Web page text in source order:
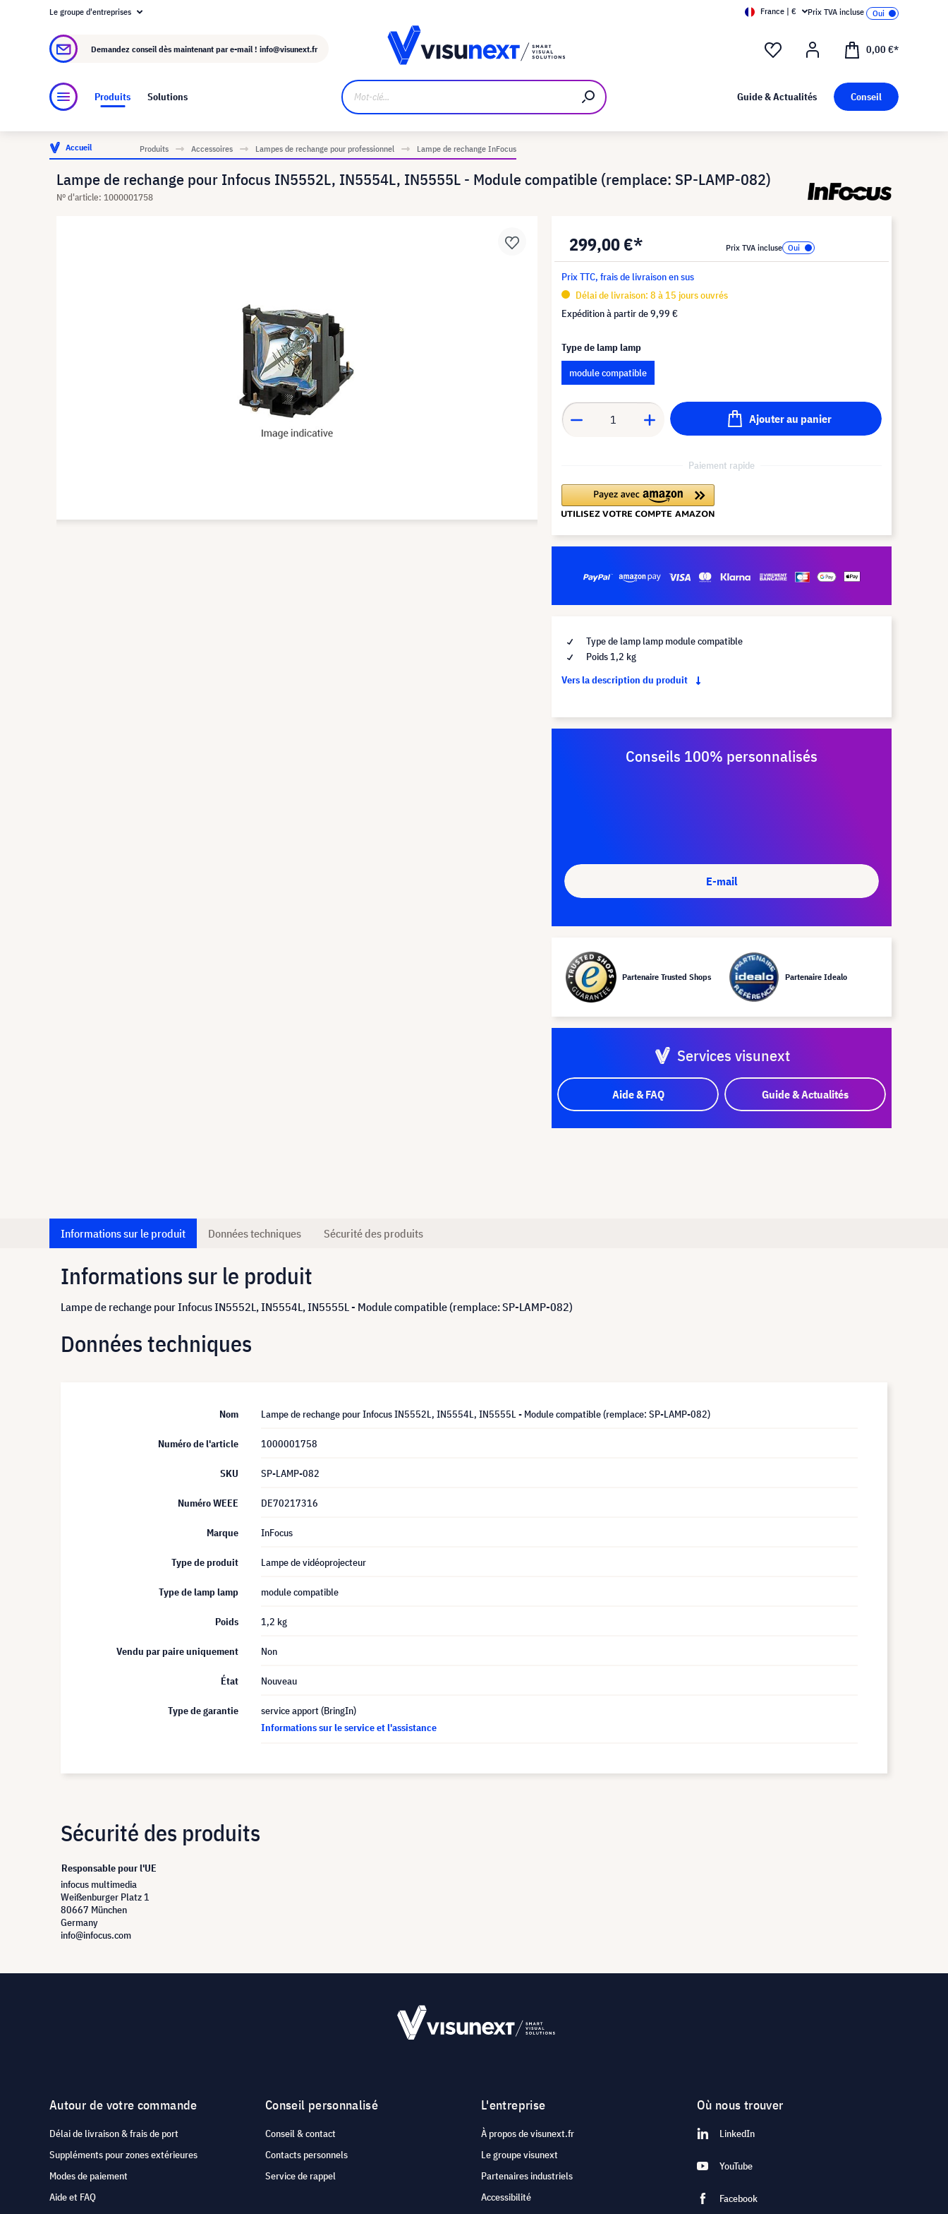
À propos de visunext.fr
Le groupe d'entreprises France | € Prix TVA incluse
Demandez conseil dès maintenant par e-mail ! info@visunext.fr 0,00 €*
Produits Solutions Guide & Actualités Conseil
Accueil Produits Accessoires Lampes de rechange pour professionnel Lampe de rechange InFocus
Lampe de rechange pour Infocus IN5552L, IN5554L, IN5555L - Module compatible (remplace: SP-LAMP-082)
N° d'article: 1000001758
299,00 €* Prix TVA incluse
Prix TTC, frais de livraison en sus
Délai de livraison: 8 à 15 jours ouvrés
Expédition à partir de9,99 €
Type de lamp lamp
module compatible
Ajouter au panier
Paiement rapide
Type de lamp lamp module compatible
Poids 1,2 kg
Vers la description du produit
Conseils 100% personnalisés
E-mail
Partenaire Trusted Shops Partenaire Idealo
Services visunext
Aide & FAQ Guide & Actualités
Informations sur le produit Données techniques Sécurité des produits
Informations sur le produit
Lampe de rechange pour Infocus IN5552L, IN5554L, IN5555L - Module compatible (remplace: SP-LAMP-082)
Données techniques
Nom Lampe de rechange pour Infocus IN5552L, IN5554L, IN5555L - Module compatible (remplace: SP-LAMP-082)
Numéro de l'article 1000001758
SKU SP-LAMP-082
Numéro WEEE DE70217316
Marque InFocus
Type de produit Lampe de vidéoprojecteur
Type de lamp lamp module compatible
Poids 1,2 kg
Vendu par paire uniquement Non
État Nouveau
Type de garantie
service apport (BringIn)
Informations sur le service et l'assistance
Sécurité des produits
Responsable pour l'UE
infocus multimedia
Weißenburger Platz 1
80667 München
Germany
info@infocus.com
Autour de votre commande
Délai de livraison & frais de port
Suppléments pour zones extérieures
Modes de paiement
Aide et FAQ
Conseil personnalisé
Conseil & contact
Contacts personnels
Service de rappel
L'entreprise
À propos de visunext.fr
Le groupe visunext
Partenaires industriels
Accessibilité
Où nous trouver
LinkedIn
YouTube
Facebook